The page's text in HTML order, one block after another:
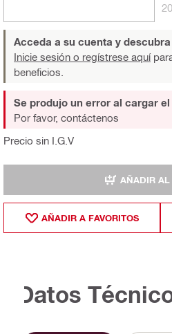
20
Acceda a su cuenta y
Inicie sesión o regístrese aquí
beneficios.
Precio sin I.G.V
Se produjo un error al cargar
Por favor, contáctenos
AÑADIR AL
AÑADIR A FAVORITOS
Datos